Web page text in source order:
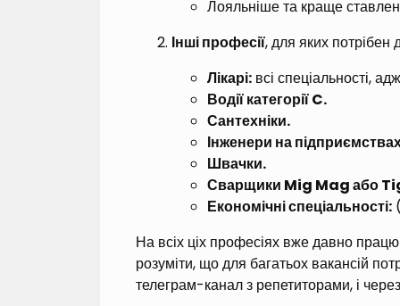
Лояльніше та краще
Інші професії, для яких потрібен
Лікарі: всі спеціальності,
Водії категорії C.
Сантехніки.
Інженери на
Швачки.
Сварщики Mig Mag або
Економічні спеціальності:
На всіх ціх професіях вже давно
розуміти, що для багатьох вакансій
телеграм-канал з репетиторами, і